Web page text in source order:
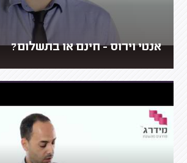
אנטי וירוס - חינם או בתשלום?